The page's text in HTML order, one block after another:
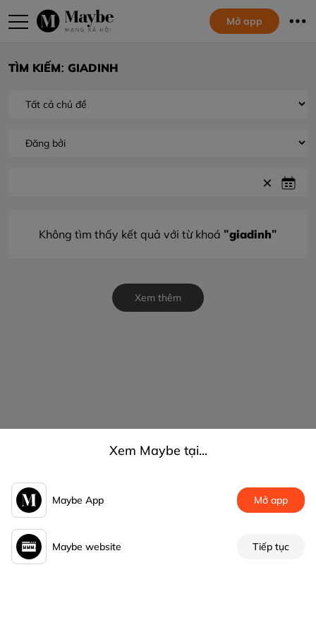
Mở app
TÌM KIẾM: GIADINH
Không tìm thấy kết quả với từ khoá "giadinh"
Xem thêm
Xem Maybe tại...
Maybe App Mở app
Maybe website Tiếp tục